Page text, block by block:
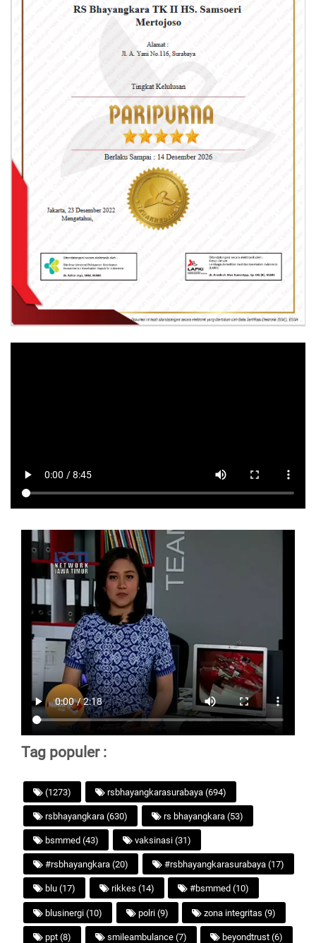
Tag populer :
(1273) rsbhayangkarasurabaya (694)
rsbhayangkara (630) rs bhayangkara (53)
bsmmed (43) vaksinasi (31)
#rsbhayangkara (20) #rsbhayangkarasurabaya (17)
blu (17) rikkes (14) #bsmmed (10)
blusinergi (10) polri (9) zona integritas (9)
ppt (8) smileambulance (7) beyondtrust (6)